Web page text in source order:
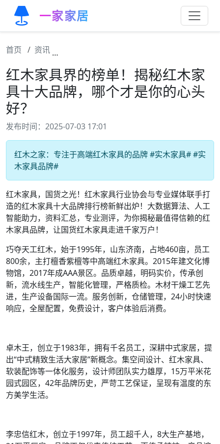
一家家居
首页 资讯
红木家具界的榜单！揭秘红木家
具十大品牌，哪个才是你的心头
好？
发布时间：2025-07-03 17:01
红木之家：专注于高端红木家具的品牌 #实木家具# #实
木家具品牌#
红木家具，国货之光！红木家具行业协会与专业媒体联手打
造的红木家具十大品牌排行榜新鲜出炉！大数据算法、人工
智能助力，资料汇总，专业测评，为你揭秘最值得信赖的红
木家具品牌，让国货红木家具走进千家万户！
巧夺天工红木，始于1995年，山东济南，占地460亩，员工
800余，主打檀香紫檀等中高端红木家具。2015年建文化博
物馆，2017年成AAA景区。品质卓越，明码实价，传承创
新，流水线生产，智能化管理，严格质检。木材干燥工艺先
进，生产设备国际一流。服务创新，仓储管理，24小时快速
响应，全屋配置，免费设计，客户体验后消费。
卓木王，创立于1983年，拥有千名员工，深耕中式家居，提
出“中式精致生活大家居”新概念。集空间设计、红木家具、
软装配饰等一体化服务，设计师团队实力雄厚，15万平米花
园式园区，42年品牌历史，严苛工艺保证，呈现有温度的东
方美学生活。
李忠信红木，创立于1997年，员工超千人，8大生产基地，